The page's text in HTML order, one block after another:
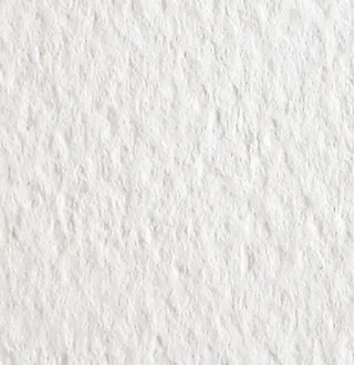
Pain Complet BIO Tourte de seigle Bio
Tordu du Gers BIO